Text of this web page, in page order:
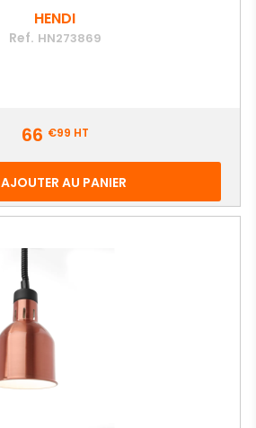
HENDI
Ref. HN273869
66 €99 HT
AJOUTER AU PANIER